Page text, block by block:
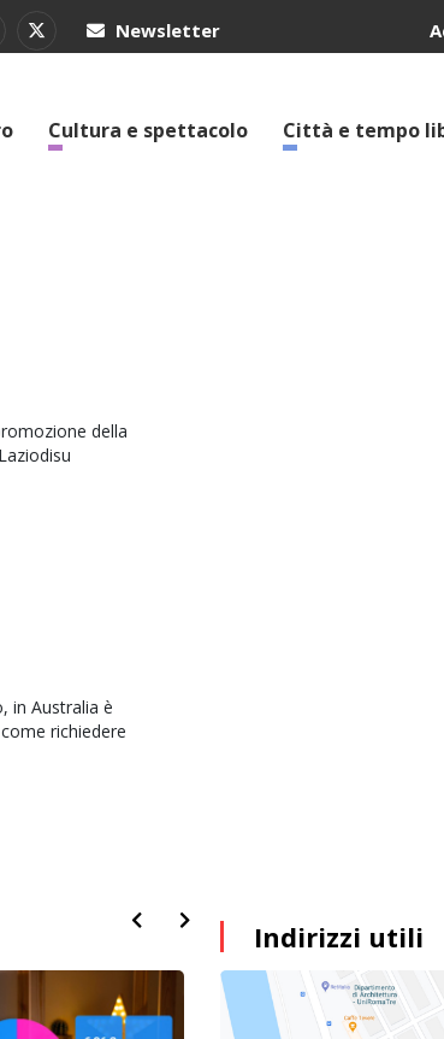
Newsletter
Cultura e spettacolo Città e tempo
della
in Australia è
richiedere
Indirizzi utili